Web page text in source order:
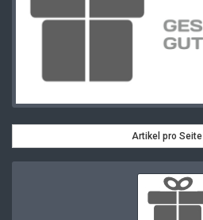
Artikel pro Seite